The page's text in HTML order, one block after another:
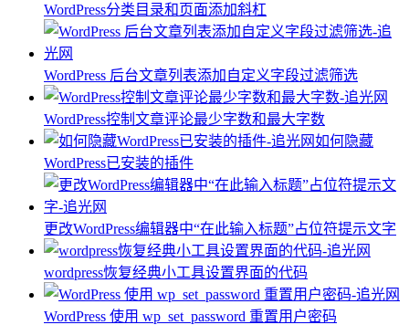
WordPress分类目录和页面添加斜杠
WordPress 后台文章列表添加自定义字段过滤筛选
WordPress控制文章评论最少字数和最大字数
如何隐藏
WordPress已安装的插件
更改WordPress编辑器中“在此输入标题”占位符提示文字
wordpress恢复经典小工具设置界面的代码
WordPress 使用 wp_set_password 重置用户密码